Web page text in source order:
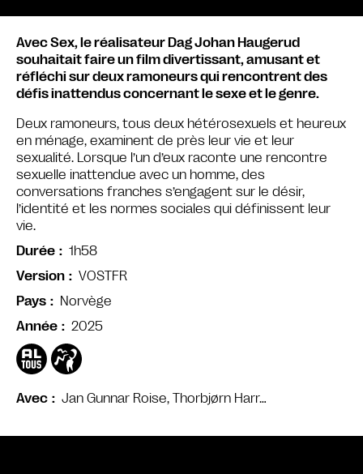
Avec Jan Gunnar Roise, Thorbjørn Harr…
Avec Sex, le réalisateur Dag Johan Haugerud
souhaitait faire un film divertissant, amusant et
réfléchi sur deux ramoneurs qui rencontrent des
défis inattendus concernant le sexe et le genre.
Deux ramoneurs, tous deux hétérosexuels et heureux
en ménage, examinent de près leur vie et leur
sexualité. Lorsque l’un d’eux raconte une rencontre
sexuelle inattendue avec un homme, des
conversations franches s’engagent sur le désir,
l’identité et les normes sociales qui définissent leur
vie.
Durée
1h58
Version
VOSTFR
Pays
Norvège
Année
2025